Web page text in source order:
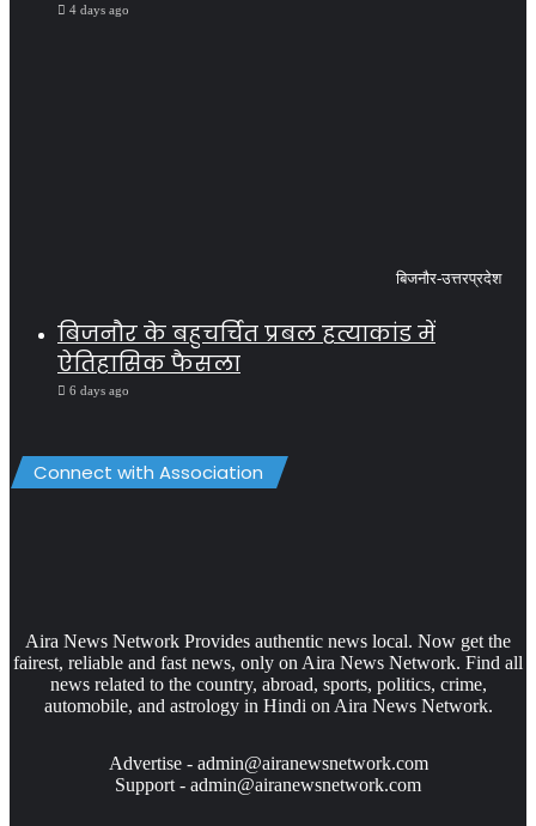
4 days ago
बिजनौर-उत्तरप्रदेश
बिजनौर के बहुचर्चित प्रबल हत्याकांड में
ऐतिहासिक फैसला
6 days ago
Connect with Association
Aira News Network Provides authentic news local. Now get the
fairest, reliable and fast news, only on Aira News Network. Find all
news related to the country, abroad, sports, politics, crime,
automobile, and astrology in Hindi on Aira News Network.
Advertise - admin@airanewsnetwork.com
Support - admin@airanewsnetwork.com